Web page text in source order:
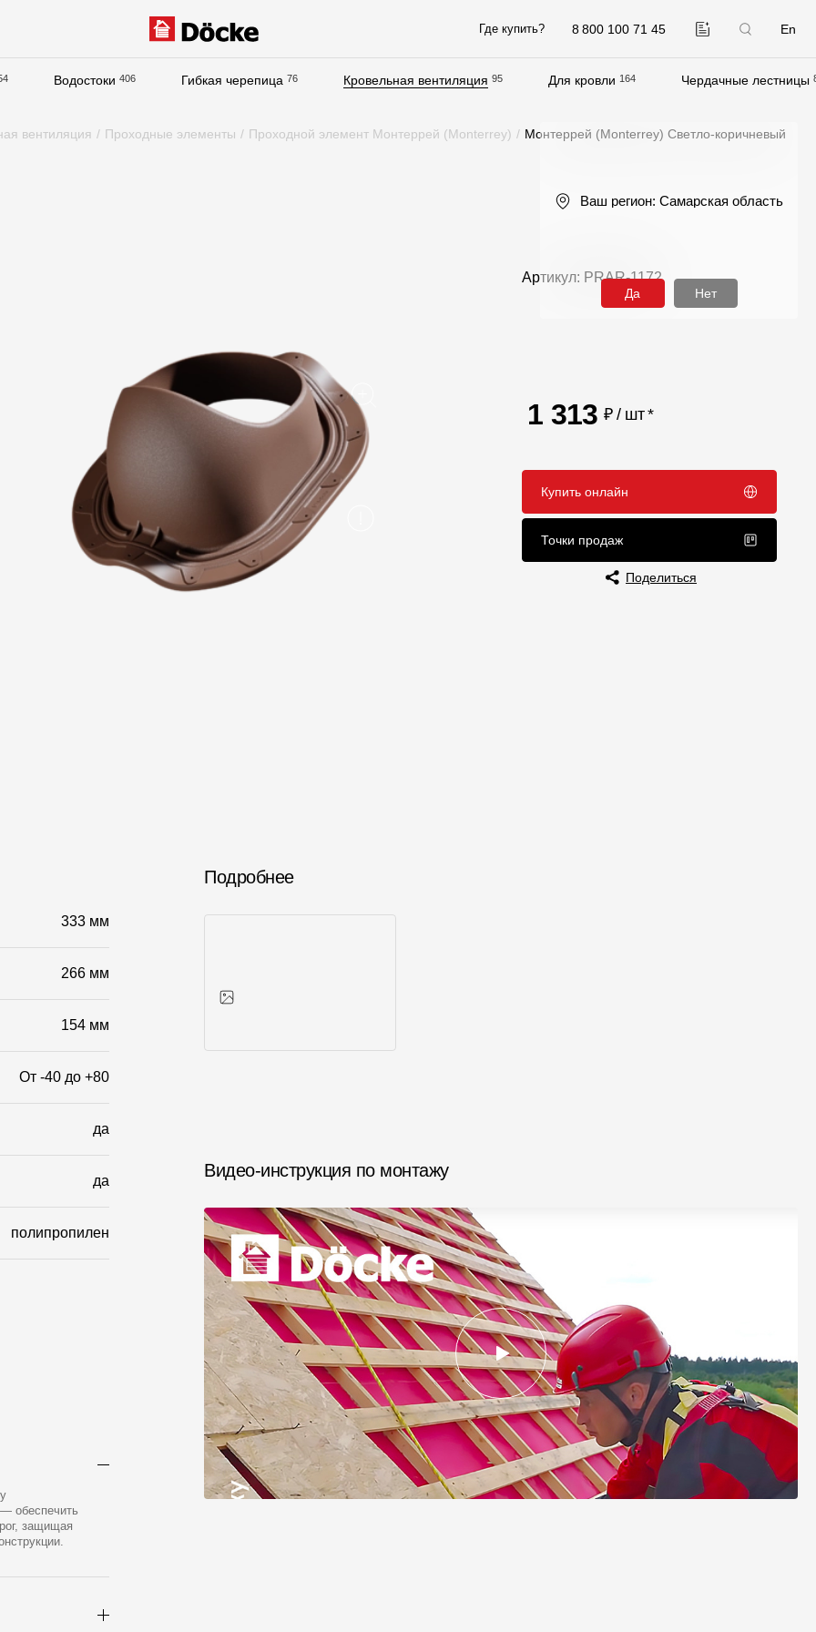
8 800 100 71 45 En
Где купить?
Водостоки 406 Гибкая черепица 76 Кровельная вентиляция 95 Для кровли 164 Чердачные лестницы
Фото объектов
Конструктор
вентиляция / Проходные элементы / Проходной элемент Монтеррей (Monterrey) / Монтеррей (Monterrey) Светло-коричневый
Артикул: PRAR-1172
1 313 ₽ / шт*
Купить онлайн
Точки продаж
Поделиться
333 мм
266 мм
154 мм
От -40 до +80
да
да
полипропилен
обеспечить
защищая
Подробнее
Видео-инструкция по монтажу
Ваш регион: Самарская область
Да Нет